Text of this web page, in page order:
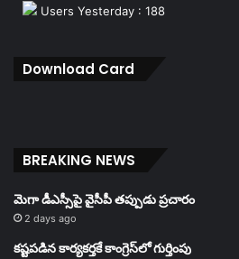
Users Yesterday : 188
Download Card
BREAKING NEWS
మెగా డీఎస్సీపై వైసీపీ తప్పుడు ప్రచారం
2 days ago
కష్టపడిన కార్యకర్తకే కాంగ్రెస్‌లో గుర్తింపు